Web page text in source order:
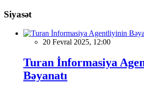
Siyasət
20 Fevral 2025, 12:00
Turan İnformasiya
Bəyanatı